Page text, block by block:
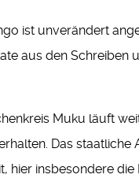
ist unverändert
aus den Schreiben
Muku läuft
Das
hier insbesondere